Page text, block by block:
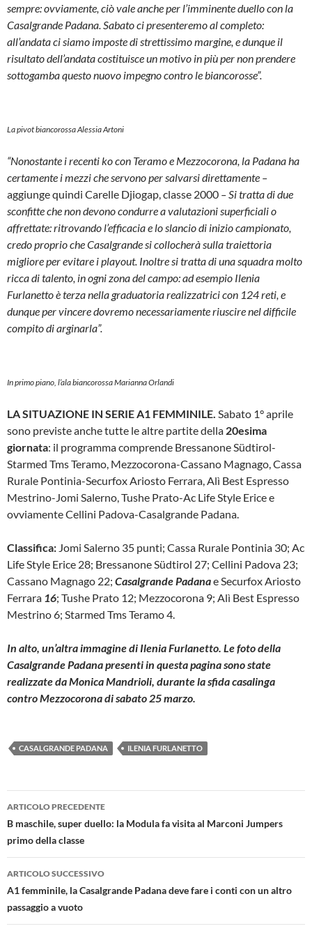
sempre: ovviamente, ciò vale anche per l’imminente duello con la
Casalgrande Padana. Sabato ci presenteremo al completo:
all’andata ci siamo imposte di strettissimo margine, e dunque il
risultato dell’andata costituisce un motivo in più per non prendere
sottogamba questo nuovo impegno contro le biancorosse”.
La pivot biancorossa Alessia Artoni
“Nonostante i recenti ko con Teramo e Mezzocorona, la Padana ha
certamente i mezzi che servono per salvarsi direttamente –
aggiunge quindi Carelle Djiogap, classe 2000 – Si tratta di due
sconfitte che non devono condurre a valutazioni superficiali o
affrettate: ritrovando l’efficacia e lo slancio di inizio campionato,
credo proprio che Casalgrande si collocherà sulla traiettoria
migliore per evitare i playout. Inoltre si tratta di una squadra molto
ricca di talento, in ogni zona del campo: ad esempio Ilenia
Furlanetto è terza nella graduatoria realizzatrici con 124 reti, e
dunque per vincere dovremo necessariamente riuscire nel difficile
compito di arginarla”.
In primo piano, l’ala biancorossa Marianna Orlandi
LA SITUAZIONE IN SERIE A1 FEMMINILE. Sabato 1° aprile
sono previste anche tutte le altre partite della 20esima
giornata: il programma comprende Bressanone Südtirol-
Starmed Tms Teramo, Mezzocorona-Cassano Magnago, Cassa
Rurale Pontinia-Securfox Ariosto Ferrara, Alì Best Espresso
Mestrino-Jomi Salerno, Tushe Prato-Ac Life Style Erice e
ovviamente Cellini Padova-Casalgrande Padana.
Classifica: Jomi Salerno 35 punti; Cassa Rurale Pontinia 30; Ac
Life Style Erice 28; Bressanone Südtirol 27; Cellini Padova 23;
Cassano Magnago 22; Casalgrande Padanae Securfox Ariosto
Ferrara 16; Tushe Prato 12; Mezzocorona 9; Alì Best Espresso
Mestrino 6; Starmed Tms Teramo 4.
In alto, un’altra immagine di Ilenia Furlanetto. Le foto della
Casalgrande Padana presenti in questa pagina sono state
realizzate da Monica Mandrioli, durante la sfida casalinga
contro Mezzocorona di sabato 25 marzo.
CASALGRANDE PADANA ILENIA FURLANETTO
Navigazione
articolo
ARTICOLO PRECEDENTE
B maschile, super duello: la Modula fa visita al Marconi Jumpers
primo della classe
ARTICOLO SUCCESSIVO
A1 femminile, la Casalgrande Padana deve fare i conti con un altro
passaggio a vuoto